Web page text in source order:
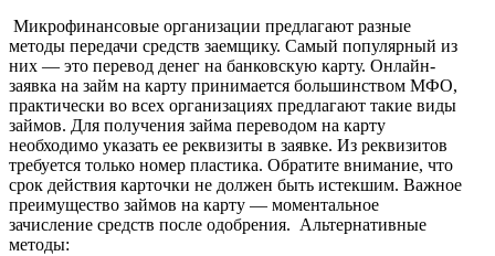
Микрофинансовые организации предлагают разные
методы передачи средств заемщику. Самый популярный из
них — это перевод денег на банковскую карту. Онлайн-
заявка на займ на карту принимается большинством МФО,
практически во всех организациях предлагают такие виды
займов. Для получения займа переводом на карту
необходимо указать ее реквизиты в заявке. Из реквизитов
требуется только номер пластика. Обратите внимание, что
срок действия карточки не должен быть истекшим. Важное
преимущество займов на карту — моментальное
зачисление средств после одобрения. Альтернативные
методы: